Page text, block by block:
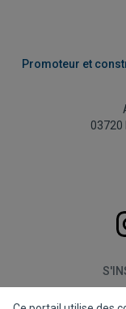
Promoteur et
03720